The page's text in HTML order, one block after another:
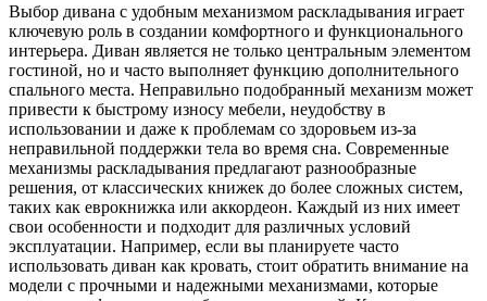
Выбор дивана с удобным механизмом раскладывания играет
ключевую роль в создании комфортного и функционального
интерьера. Диван является не только центральным элементом
гостиной, но и часто выполняет функцию дополнительного
спального места. Неправильно подобранный механизм может
привести к быстрому износу мебели, неудобству в
использовании и даже к проблемам со здоровьем из-за
неправильной поддержки тела во время сна. Современные
механизмы раскладывания предлагают разнообразные
решения, от классических книжек до более сложных систем,
таких как еврокнижка или аккордеон. Каждый из них имеет
свои особенности и подходит для различных условий
эксплуатации. Например, если вы планируете часто
использовать диван как кровать, стоит обратить внимание на
модели с прочными и надежными механизмами, которые